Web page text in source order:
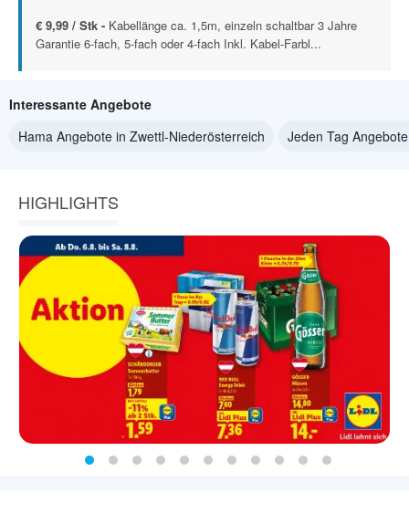
€ 9,99 / Stk - Kabellänge ca. 1,5m, einzeln schaltbar 3 Jahre
Garantie 6-fach, 5-fach oder 4-fach Inkl. Kabel-Farbl...
Interessante Angebote
Hama Angebote in Zwettl-Niederösterreich
Jeden Tag
HIGHLIGHTS